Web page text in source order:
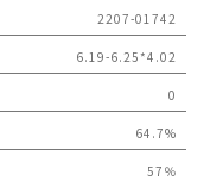
2207-01742
6.19-6.25*4.02
0
64.7%
57％